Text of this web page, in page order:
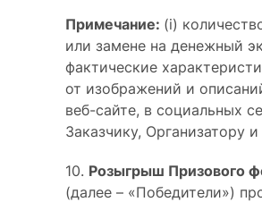
Примечание: (i)
или замене на денежный
фактические
от изображений и
веб-сайте, в социальных
Заказчику, Организатору
10. Розыгрыш Призового
(далее – «Победители»)